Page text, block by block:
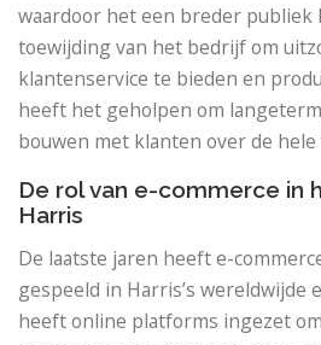
waardoor het een breder publiek
toewijding van het bedrijf om
klantenservice te bieden en
heeft het geholpen om
bouwen met klanten over de hele
De rol van e-commerce in
Harris
De laatste jaren heeft e-
gespeeld in Harris’s wereldwijde
heeft online platforms ingezet